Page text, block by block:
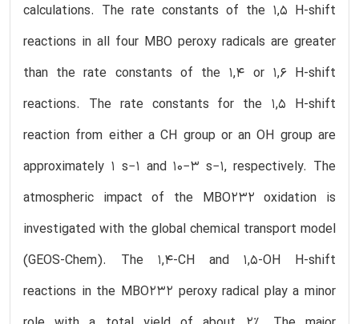
calculations. The rate constants of the 1,5 H-shift
reactions in all four MBO peroxy radicals are greater
than the rate constants of the 1,4 or 1,6 H-shift
reactions. The rate constants for the 1,5 H-shift
reaction from either a CH group or an OH group are
approximately 1 s−1 and 10−3 s−1, respectively. The
atmospheric impact of the MBO232 oxidation is
investigated with the global chemical transport model
(GEOS-Chem). The 1,4-CH and 1,5-OH H-shift
reactions in the MBO232 peroxy radical play a minor